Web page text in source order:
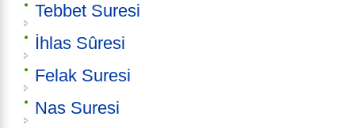
Tebbet Suresi
İhlas Sûresi
Felak Suresi
Nas Suresi